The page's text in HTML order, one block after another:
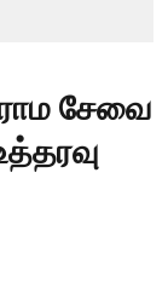
சேவை